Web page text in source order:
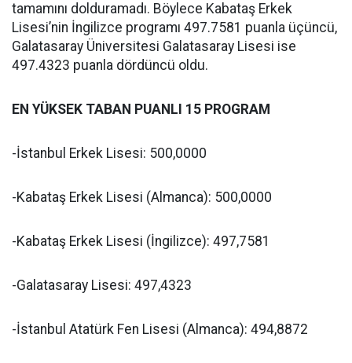
tamamını dolduramadı. Böylece Kabataş Erkek
Lisesi’nin İngilizce programı 497.7581 puanla üçüncü,
Galatasaray Üniversitesi Galatasaray Lisesi ise
497.4323 puanla dördüncü oldu.
EN YÜKSEK TABAN PUANLI 15 PROGRAM
-İstanbul Erkek Lisesi: 500,0000
-Kabataş Erkek Lisesi (Almanca): 500,0000
-Kabataş Erkek Lisesi (İngilizce): 497,7581
-Galatasaray Lisesi: 497,4323
-İstanbul Atatürk Fen Lisesi (Almanca): 494,8872